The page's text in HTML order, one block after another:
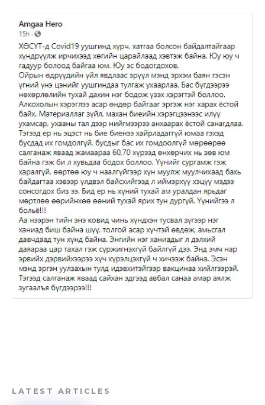
Don't miss
out!
Sing up for our newsletter
to stay in the loop.
SUBSCRIBE
LATEST ARTICLES